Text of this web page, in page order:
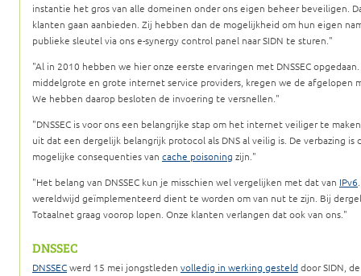
instantie het gros van alle domeinen onder ons eigen beheer beveiligen.
klanten gaan aanbieden. Zij hebben dan de mogelijkheid om hun eigen
publieke sleutel via ons e-synergy control panel naar SIDN te sturen.
Al in 2010 hebben we hier onze eerste ervaringen met DNSSEC
middelgrote en grote internet service providers, kregen we de afgelopen
We hebben daarop besloten de invoering te versnellen.
DNSSEC is voor ons een belangrijke stap om het internet veiliger te
uit dat een dergelijk belangrijk protocol als DNS al veilig is. De verbazing
mogelijke consequenties van cache poisoning zijn.
Het belang van DNSSEC kun je misschien wel vergelijken met dat van IPv6
wereldwijd geïmplementeerd dient te worden om van nut te zijn. Bij
Totaalnet graag voorop lopen. Onze klanten verlangen dat ook van ons.
DNSSEC
DNSSECwerd 15 mei jongstleden volledig in werking gesteld door SIDN,